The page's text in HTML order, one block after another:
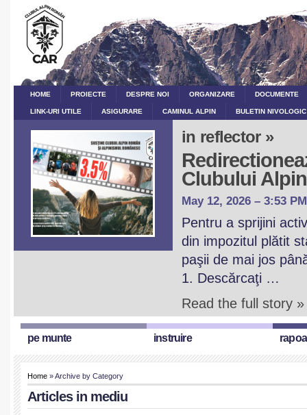
HOME PROIECTE DESPRE NOI ORGANIZARE DOCUMENTE
LINK-URI UTILE ASIGURARE CAMINUL ALPIN BULETIN
in reflector »
Clubului
May 12, 2026 – 3:53 PM
Pentru a sprijini
din impozitul plătit
paşii de mai jos
1. Descărcaţi …
Read the full story »
pe munte instruire
Home » Archive by Category
Articles in mediu